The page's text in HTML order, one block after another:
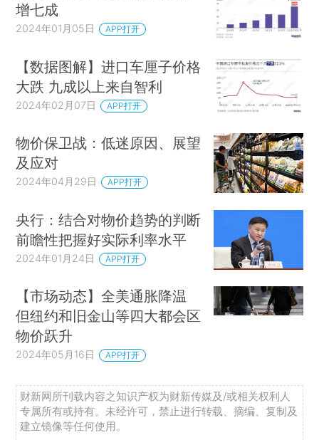
增七成
2024年01月05日 APP打开
【数据图解】进口车厘子价格
大跌 九成以上来自智利
2024年02月07日 APP打开
物价保卫战：低迷原因、展望
及应对
2024年04月29日 APP打开
央行：结合对物价趋势的判断
前瞻性把握好实际利率水平
2024年01月24日 APP打开
【市场动态】全美通胀降温
但纽约和旧金山等四大都会区
物价跃升
2024年05月16日 APP打开
财新网所刊载内容之知识产权为财新传媒及/或相关权利人
专属所有或持有。未经许可，禁止进行转载、摘编、复制及
建立镜像等任何使用。